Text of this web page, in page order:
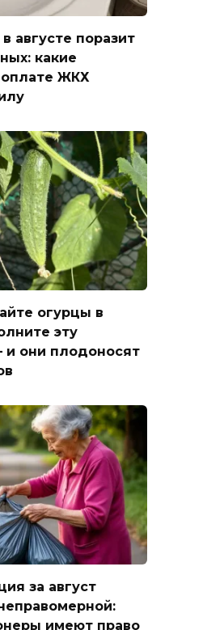
августе поразит
какие
ЖКХ
огурцы в
эту
они плодоносят
за август
имеют право